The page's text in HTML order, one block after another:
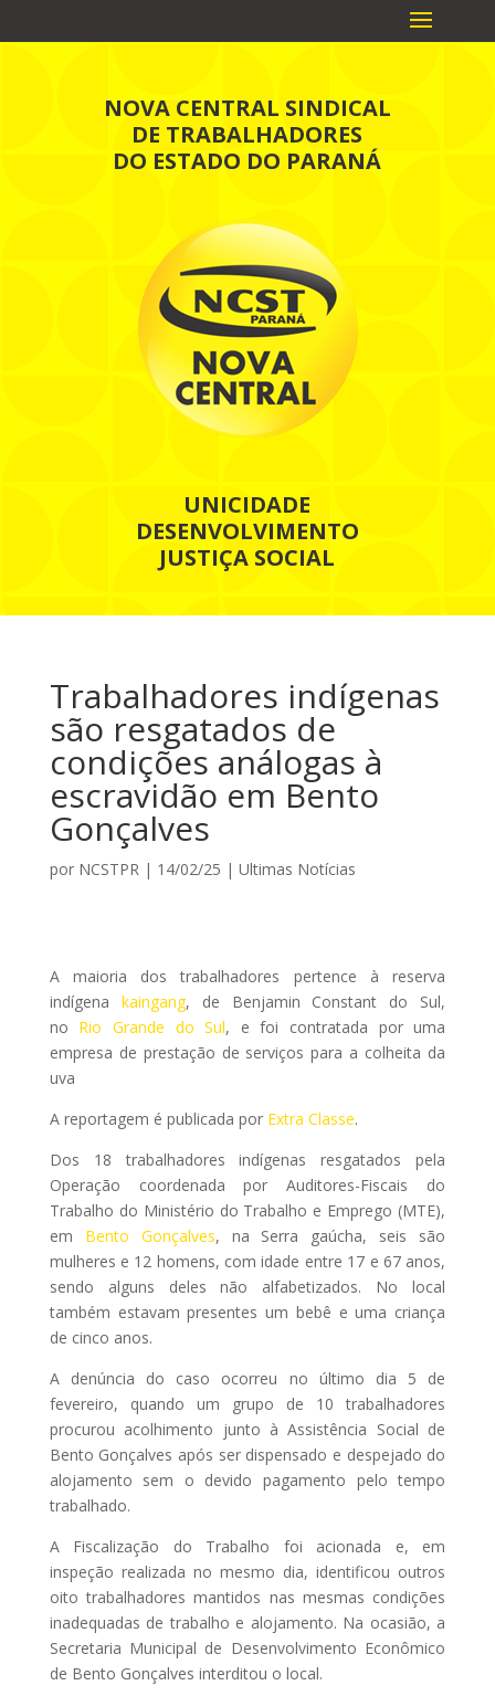
NOVA CENTRAL SINDICAL
DE TRABALHADORES
DO ESTADO DO PARANÁ
UNICIDADE
DESENVOLVIMENTO
JUSTIÇA SOCIAL
Trabalhadores indígenas
são resgatados de
condições análogas à
escravidão em Bento
Gonçalves
por NCSTPR| 14/02/25 | Ultimas Notícias
A maioria dos trabalhadores pertence à reserva
indígena kaingang, de Benjamin Constant do Sul,
no Rio Grande do Sul, e foi contratada por uma
empresa de prestação de serviços para a colheita da
uva
A reportagem é publicada por Extra Classe.
Dos 18 trabalhadores indígenas resgatados pela
Operação coordenada por Auditores-Fiscais do
Trabalho do Ministério do Trabalho e Emprego (MTE),
em Bento Gonçalves, na Serra gaúcha, seis são
mulheres e 12 homens, com idade entre 17 e 67 anos,
sendo alguns deles não alfabetizados. No local
também estavam presentes um bebê e uma criança
de cinco anos.
A denúncia do caso ocorreu no último dia 5 de
fevereiro, quando um grupo de 10 trabalhadores
procurou acolhimento junto à Assistência Social de
Bento Gonçalves após ser dispensado e despejado do
alojamento sem o devido pagamento pelo tempo
trabalhado.
A Fiscalização do Trabalho foi acionada e, em
inspeção realizada no mesmo dia, identificou outros
oito trabalhadores mantidos nas mesmas condições
inadequadas de trabalho e alojamento. Na ocasião, a
Secretaria Municipal de Desenvolvimento Econômico
de Bento Gonçalves interditou o local.